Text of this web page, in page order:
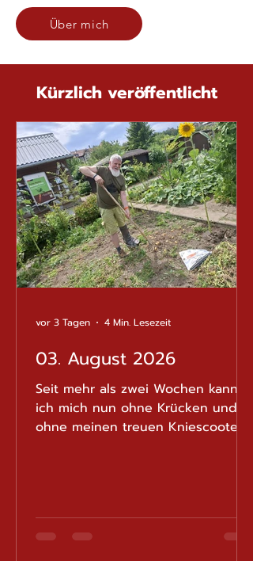
Über mich
Kürzlich veröffentlicht
03. August 2026
Seit mehr als zwei Wochen kann
ich mich nun ohne Krücken und
ohne meinen treuen Kniescooter
gewisse Bewegungsfreiheit zu
geniessen, ist ein echtes Glück.
vor 3 Tagen 4 Min. Lesezeit